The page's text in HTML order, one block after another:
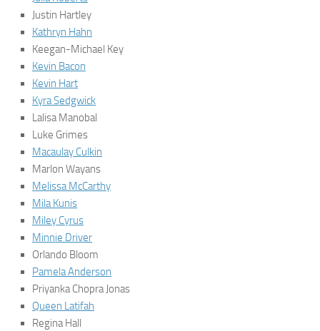
Justin Hartley
Kathryn Hahn
Keegan-Michael Key
Kevin Bacon
Kevin Hart
Kyra Sedgwick
Lalisa Manobal
Luke Grimes
Macaulay Culkin
Marlon Wayans
Melissa McCarthy
Mila Kunis
Miley Cyrus
Minnie Driver
Orlando Bloom
Pamela Anderson
Priyanka Chopra Jonas
Queen Latifah
Regina Hall